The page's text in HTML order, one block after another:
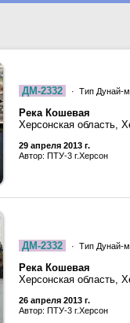
ДМ-2332 · Тип Дунай-
Река Кошевая
Херсонская область,
29 апреля 2013 г.
Автор: ПТУ-3 г.Херсон
ДМ-2332 · Тип Дунай-
Река Кошевая
Херсонская область,
26 апреля 2013 г.
Автор: ПТУ-3 г.Херсон